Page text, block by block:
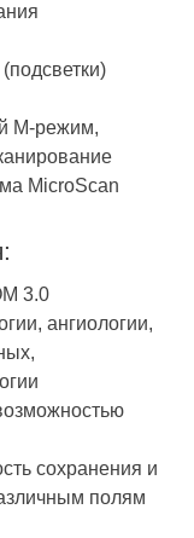
М-режим,
MicroScan
3.0
ангиологии,
сохранения и
полям